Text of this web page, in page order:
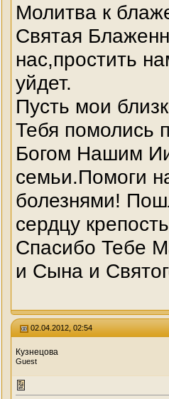
Молитва к
Святая
нас,простить
уйдет.
Пусть мои
Тебя помолись
Богом Нашим
семьи.Помоги
болезнями!
сердцу
Спасибо Тебе
и Сына и
02.04.2012, 02:54
Кузнецова
Guest